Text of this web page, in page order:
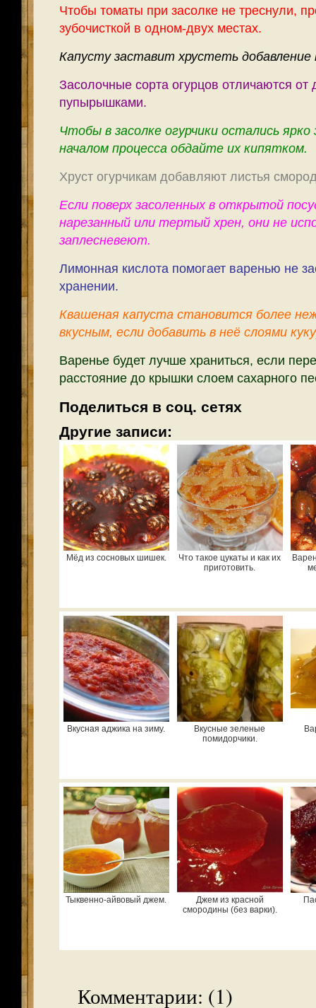
Чтобы томаты при засолке не треснули,
зубочисткой в одном-двух местах.
Капусту заставит хрустеть добавление
Засолочные сорта огурцов отличаются от
пупырышками.
Чтобы в засолке огурчики остались
началом процесса обдайте их кипятком.
Хруст огурчикам добавляют листья
Если поверх засоленных в открытой
нарезанный или тертый хрен, они не
заплесневеют.
Лимонная кислота помогает варенью не
хранении.
Квашеная капуста становится более
вкусным, если добавить в неё слоями
Варенье будет лучше храниться, если
расстояние до крышки слоем сахарного
Поделиться в соц. сетях
Другие записи:
Мёд из сосновых шишек.
Что такое цукаты и как их
приготовить.
Вкусная аджика на зиму.
Вкусные зеленые
помидорчики.
Тыквенно-айвовый джем.
Джем из красной
смородины (без варки).
Комментарии: (1)